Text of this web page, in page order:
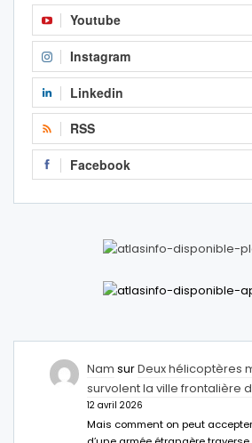
Youtube
Instagram
Linkedin
RSS
Facebook
Nam surDeux hélicoptères
survolent la ville frontalière
12 avril 2026
Mais comment on peut